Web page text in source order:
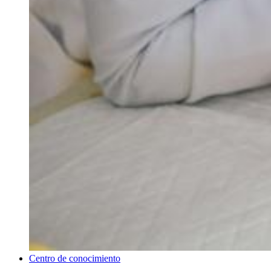
Centro de conocimiento